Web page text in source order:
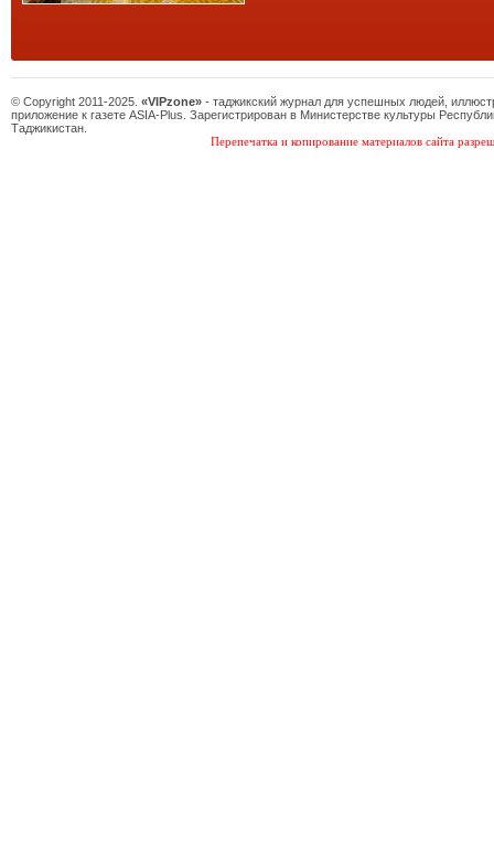
© Copyright 2011-2025. «VIPzone» - таджикский журнал для успешных людей,
приложение к газете ASIA-Plus. Зарегистрирован в Министерстве культуры
Таджикистан.
Перепечатка и копирование материалов сайта